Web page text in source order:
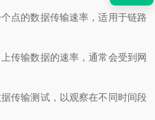
的数据传输速率，适用于链路
输数据的速率，通常会受到网
输测试，以观察在不同时间段